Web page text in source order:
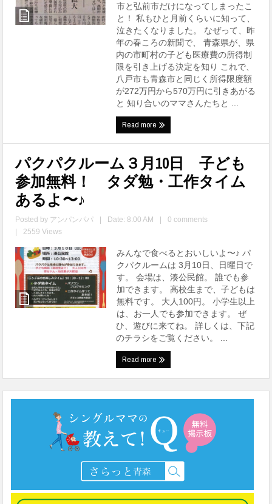
市と弘前市だけになってしまったこ
と！ 私もひと月前くらいに知って、
泣きたくなりました。 なぜって、昨
年の春ころの新聞で、 青森県が、県
内の市町村の子ども医療費の所得制
限を引き上げる決定を知り これで、
八戸市も青森市と同じく所得限度額
が272万円から570万円に引きあがる
と 知り合いのママさんたちと ...
Read more
パクパクルーム３月10日 子ども
参加無料！ タダ勉・工作タイム
あるよ〜♪
Posted by アンパンパパ Date: 8:00 AM
0 comments
2559 Views
みんなで食べるとおいしいよ〜♪ パ
クパクルームは 3月10日、日曜日で
す。 会場は、湊公民館。 誰でも参
加できます。 高校生まで、子どもは
無料です。 大人100円。 小学生以上
は、お一人でも参加できます。 ぜ
ひ、遊びに来てね。 詳しくは、下記
のチラシをご覧ください。 ...
Read more